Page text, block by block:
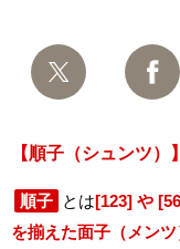
【順子（シュンツ）】
順子 とは[123] や
を揃えた面子（メンツ